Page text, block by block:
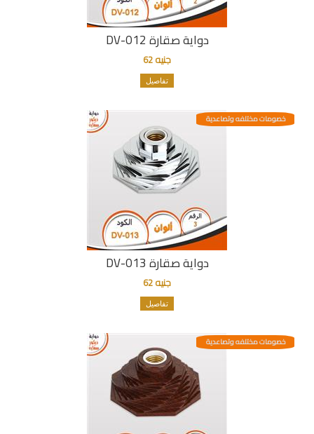
دواية صقارة DV-012
جنيه 62
تفاصيل
دواية صقارة DV-013
خصومات مختلفه وتصاعدية
جنيه 62
تفاصيل
خصومات مختلفه وتصاعدية